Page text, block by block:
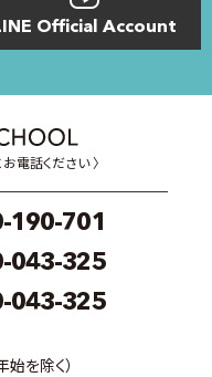
Official Account
電話ください 〉
190-701
043-325
043-325
を除く）